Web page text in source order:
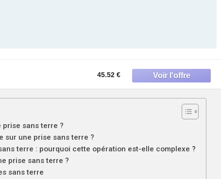
45.52 €
sans terre ?
sur une prise sans terre ?
terre : pourquoi cette opération est-elle complexe ?
prise sans terre ?
sans terre